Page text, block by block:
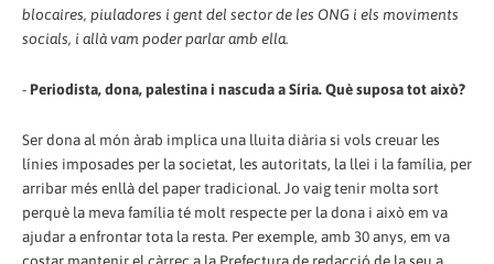
blocaires, piuladores i gent del sector de les ONG i els moviments
socials, i allà vam poder parlar amb ella.
- Periodista, dona, palestina i nascuda a Síria. Què suposa tot això?
Ser dona al món àrab implica una lluita diària si vols creuar les
línies imposades per la societat, les autoritats, la llei i la família, per
arribar més enllà del paper tradicional. Jo vaig tenir molta sort
perquè la meva família té molt respecte per la dona i això em va
ajudar a enfrontar tota la resta. Per exemple, amb 30 anys, em va
costar mantenir el càrrec a la Prefectura de redacció de la seu a